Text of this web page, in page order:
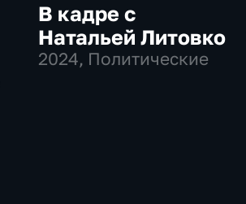
В кадре с
Натальей Литовко
2024, Политические